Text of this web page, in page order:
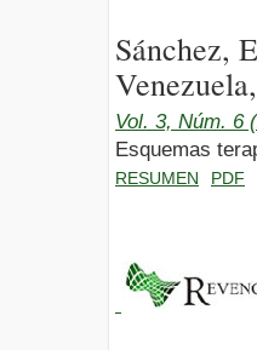
Sánchez,
Vol. 3, Núm. 6
Esquemas
RESUMEN PDF